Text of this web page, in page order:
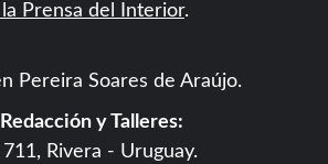
Prensa del Interior.
Pereira Soares de Araújo.
y Talleres:
Rivera - Uruguay.